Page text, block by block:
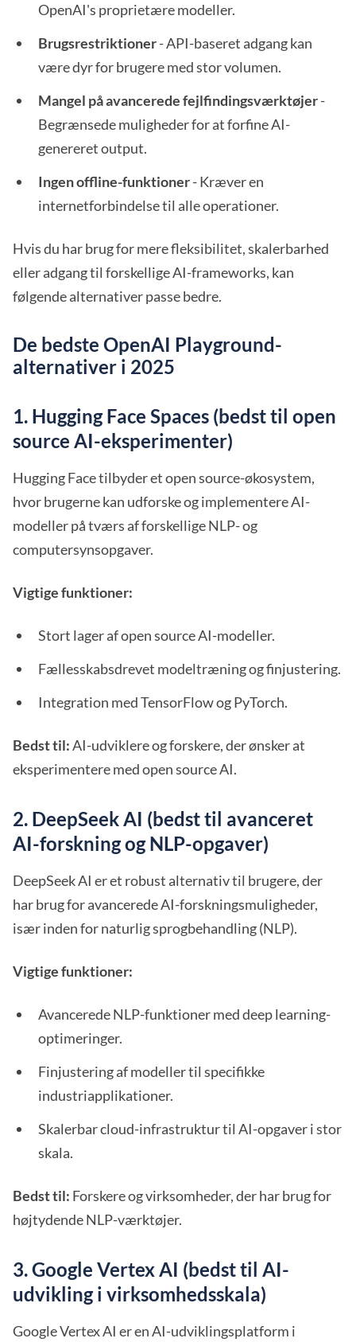
OpenAI's proprietære modeller.
Brugsrestriktioner- API-baseret adgang kan
være dyr for brugere med stor volumen.
Mangel på avancerede fejlfindingsværktøjer-
Begrænsede muligheder for at forfine AI-
genereret output.
Ingen offline-funktioner- Kræver en
internetforbindelse til alle operationer.
Hvis du har brug for mere fleksibilitet, skalerbarhed
eller adgang til forskellige AI-frameworks, kan
følgende alternativer passe bedre.
De bedste OpenAI Playground-
alternativer i 2025
1. Hugging Face Spaces (bedst til open
source AI-eksperimenter)
Hugging Face tilbyder et open source-økosystem,
hvor brugerne kan udforske og implementere AI-
modeller på tværs af forskellige NLP- og
computersynsopgaver.
Vigtige funktioner:
Stort lager af open source AI-modeller.
Fællesskabsdrevet modeltræning og finjustering.
Integration med TensorFlow og PyTorch.
Bedst til:AI-udviklere og forskere, der ønsker at
eksperimentere med open source AI.
2. DeepSeek AI (bedst til avanceret
AI-forskning og NLP-opgaver)
DeepSeek AI er et robust alternativ til brugere, der
har brug for avancerede AI-forskningsmuligheder,
især inden for naturlig sprogbehandling (NLP).
Vigtige funktioner:
Avancerede NLP-funktioner med deep learning-
optimeringer.
Finjustering af modeller til specifikke
industriapplikationer.
Skalerbar cloud-infrastruktur til AI-opgaver i stor
skala.
Bedst til: Forskere og virksomheder, der har brug for
højtydende NLP-værktøjer.
3. Google Vertex AI (bedst til AI-
udvikling i virksomhedsskala)
Google Vertex AI er en AI-udviklingsplatform i